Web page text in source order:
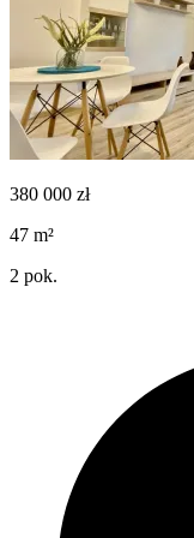
380 000 zł
47 m²
2 pok.